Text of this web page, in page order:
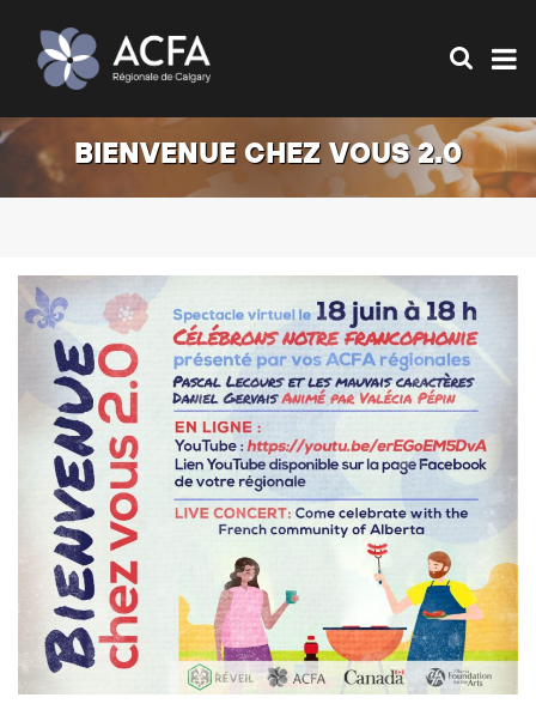
BIENVENUE CHEZ VOUS 2.0